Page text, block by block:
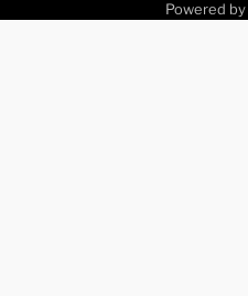
Powered by